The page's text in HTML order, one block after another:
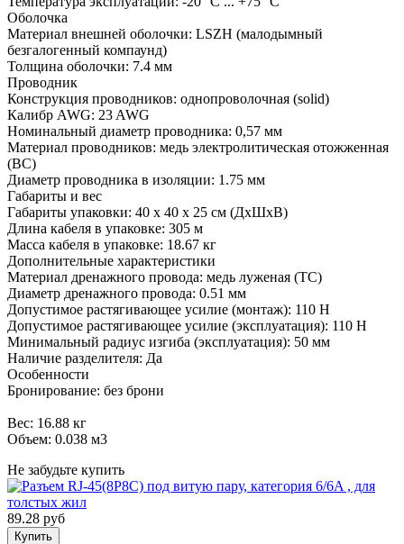
Оболочка
Материал внешней оболочки: LSZH (малодымный
безгалогенный компаунд)
Толщина оболочки: 7.4 мм
Проводник
Конструкция проводников: однопроволочная (solid)
Калибр AWG: 23 AWG
Номинальный диаметр проводника: 0,57 мм
Материал проводников: медь электролитическая отожженная
(BC)
Диаметр проводника в изоляции: 1.75 мм
Габариты и вес
Габариты упаковки: 40 х 40 х 25 см (ДхШхВ)
Длина кабеля в упаковке: 305 м
Масса кабеля в упаковке: 18.67 кг
Дополнительные характеристики
Материал дренажного провода: медь луженая (TC)
Диаметр дренажного провода: 0.51 мм
Допустимое растягивающее усилие (монтаж): 110 Н
Допустимое растягивающее усилие (эксплуатация): 110 Н
Минимальный радиус изгиба (эксплуатация): 50 мм
Наличие разделителя: Да
Особенности
Бронирование: без брони
Вес: 16.88 кг
Объем: 0.038 м3
Не забудьте купить
89.28 руб
Купить